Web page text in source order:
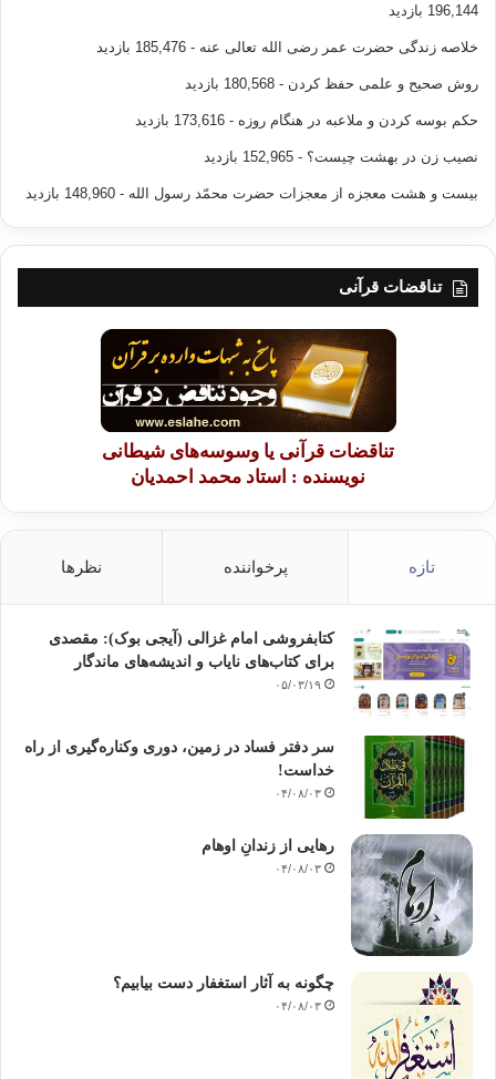
196,144 بازدید
خلاصه زندگی حضرت عمر رضی الله تعالی عنه - 185,476 بازدید
روش صحیح و علمی حفظ کردن - 180,568 بازدید
حکم بوسه کردن و ملاعبه در هنگام روزه - 173,616 بازدید
نصیب زن در بهشت چیست؟ - 152,965 بازدید
بیست و هشت معجزه از معجزات حضرت محمّد رسول الله - 148,960 بازدید
تناقضات قرآنی
تناقضات قرآنی یا وسوسه‌های شیطانی
نویسنده : استاد محمد احمدیان
تازه پرخواننده نظرها
کتابفروشی امام غزالی (آیجی بوک): مقصدی
برای کتاب‌های نایاب و اندیشه‌های ماندگار
۰۵/۰۳/۱۹
سر دفتر فساد در زمین‌، دوری وکناره‌گیری از راه
خداست‌!
۰۴/۰۸/۰۳
رهایی از زندانِ اوهام
۰۴/۰۸/۰۳
چگونه به آثار استغفار دست بیابیم؟
۰۴/۰۸/۰۳